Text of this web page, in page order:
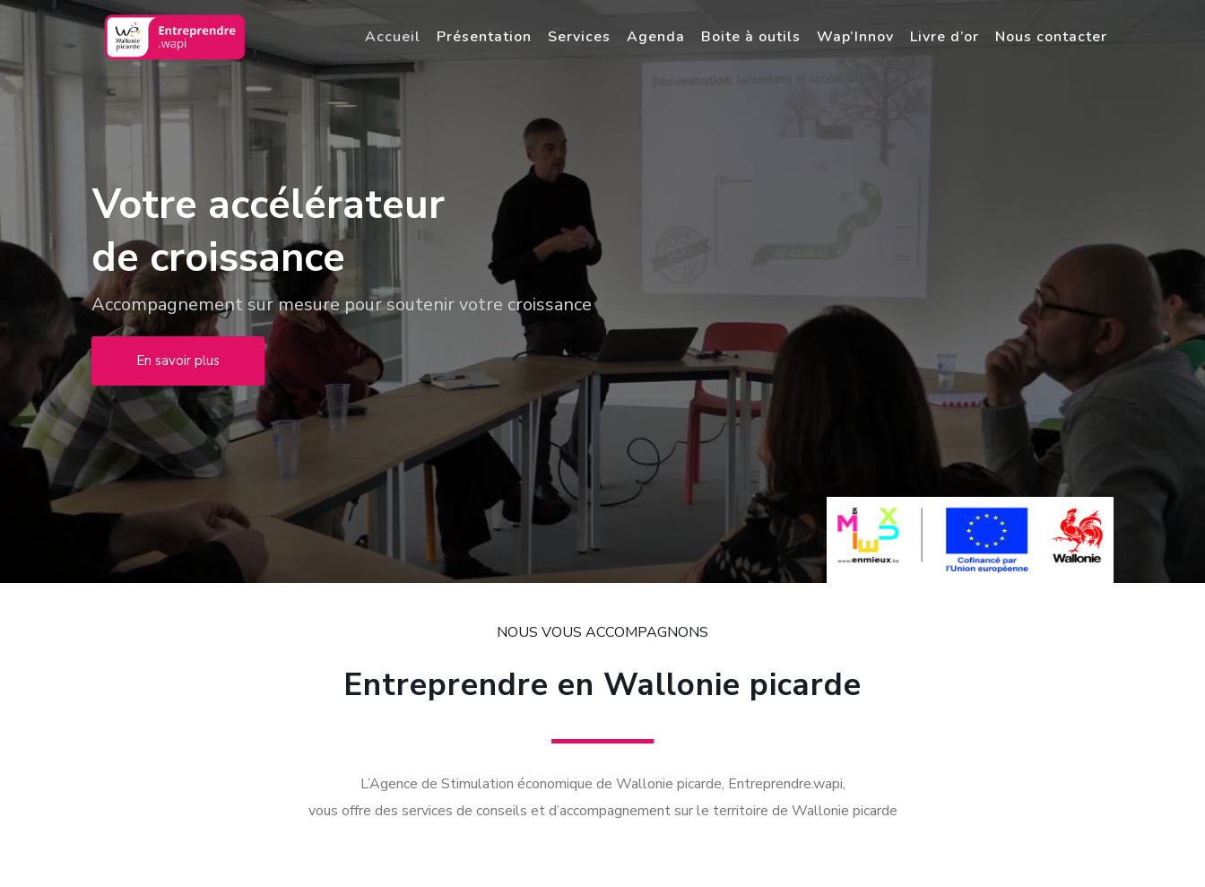
Accueil Présentation Services Agenda Boite à outils Wap’Innov Livre d’or Nous contacter
Votre accélérateur
de croissance
Accompagnement sur mesure pour soutenir votre croissance
En savoir plus
NOUS VOUS ACCOMPAGNONS
Entreprendre en Wallonie picarde
L’Agence de Stimulation économique de Wallonie picarde, Entreprendre.wapi,
vous offre des services de conseils et d’accompagnement sur le territoire de Wallonie picarde